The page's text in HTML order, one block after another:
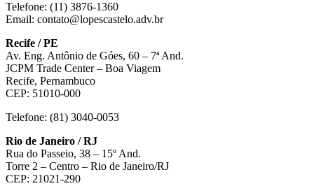
Telefone: (11) 3876-1360
Email: contato@lopescastelo.adv.br
Recife / PE
Av. Eng. Antônio de Góes, 60 – 7ª And.
JCPM Trade Center – Boa Viagem
Recife, Pernambuco
CEP: 51010-000
Telefone: (81) 3040-0053
Rio de Janeiro / RJ
Rua do Passeio, 38 – 15º And.
Torre 2 – Centro – Rio de Janeiro/RJ
CEP: 21021-290